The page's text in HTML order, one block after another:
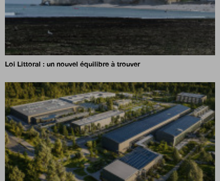
Loi Littoral : un nouvel équilibre à trouver